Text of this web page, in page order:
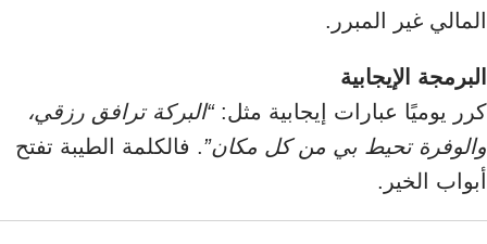
المالي غير المبرر.
البرمجة الإيجابية
كرر يوميًا عبارات إيجابية مثل:“البركة ترافق رزقي،
والوفرة تحيط بي من كل مكان”. فالكلمة الطيبة تفتح
أبواب الخير.